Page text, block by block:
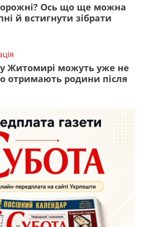
Ось що ще можна
й встигнути зібрати
Житомирі можуть уже не
отримають родини після